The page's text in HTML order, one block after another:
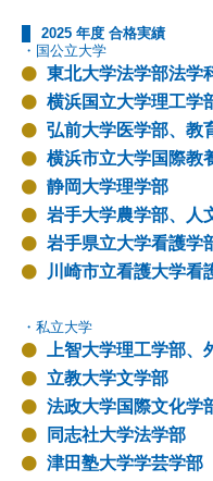
2025 年度 合格実績
・国公立大学
東北大学法学部法学
横浜国立大学理工学
弘前大学医学部、教
横浜市立大学国際教
静岡大学理学部
岩手大学農学部、人
岩手県立大学看護学
川崎市立看護大学看
・私立大学
上智大学理工学部、
立教大学文学部
法政大学国際文化学
同志社大学法学部
津田塾大学学芸学部